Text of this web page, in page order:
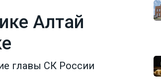
Алтай
главы СК России